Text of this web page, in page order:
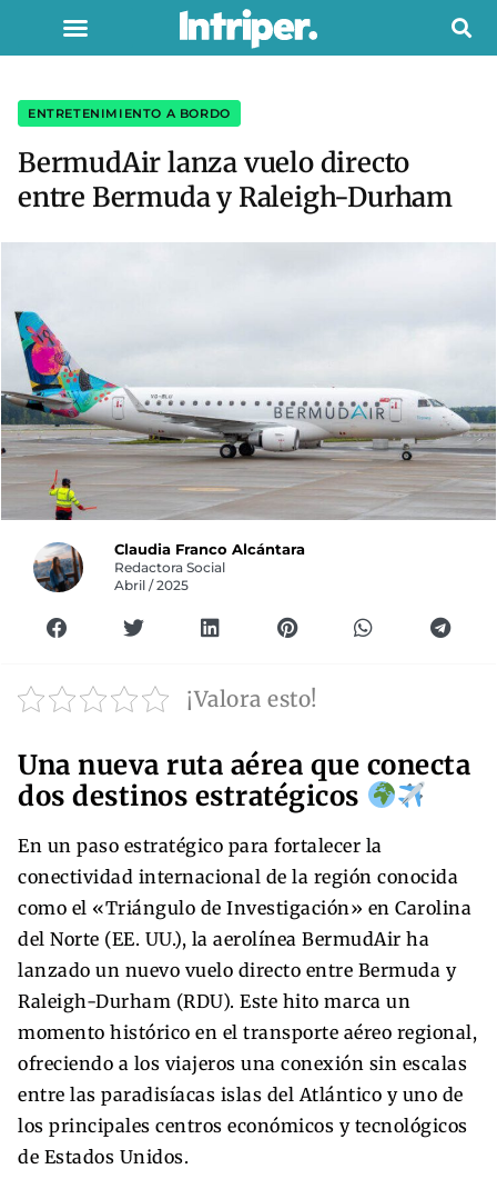
ENTRETENIMIENTO A BORDO
BermudAir lanza vuelo directo
entre Bermuda y Raleigh-Durham
Claudia Franco Alcántara
Redactora Social
Abril / 2025
¡Valora esto!
Una nueva ruta aérea que conecta
dos destinos estratégicos
En un paso estratégico para fortalecer la
conectividad internacional de la región conocida
como el «Triángulo de Investigación» en Carolina
del Norte (EE. UU.), la aerolínea BermudAir ha
lanzado un nuevo vuelo directo entre Bermuda y
Raleigh-Durham (RDU). Este hito marca un
momento histórico en el transporte aéreo regional,
ofreciendo a los viajeros una conexión sin escalas
entre las paradisíacas islas del Atlántico y uno de
los principales centros económicos y tecnológicos
de Estados Unidos.